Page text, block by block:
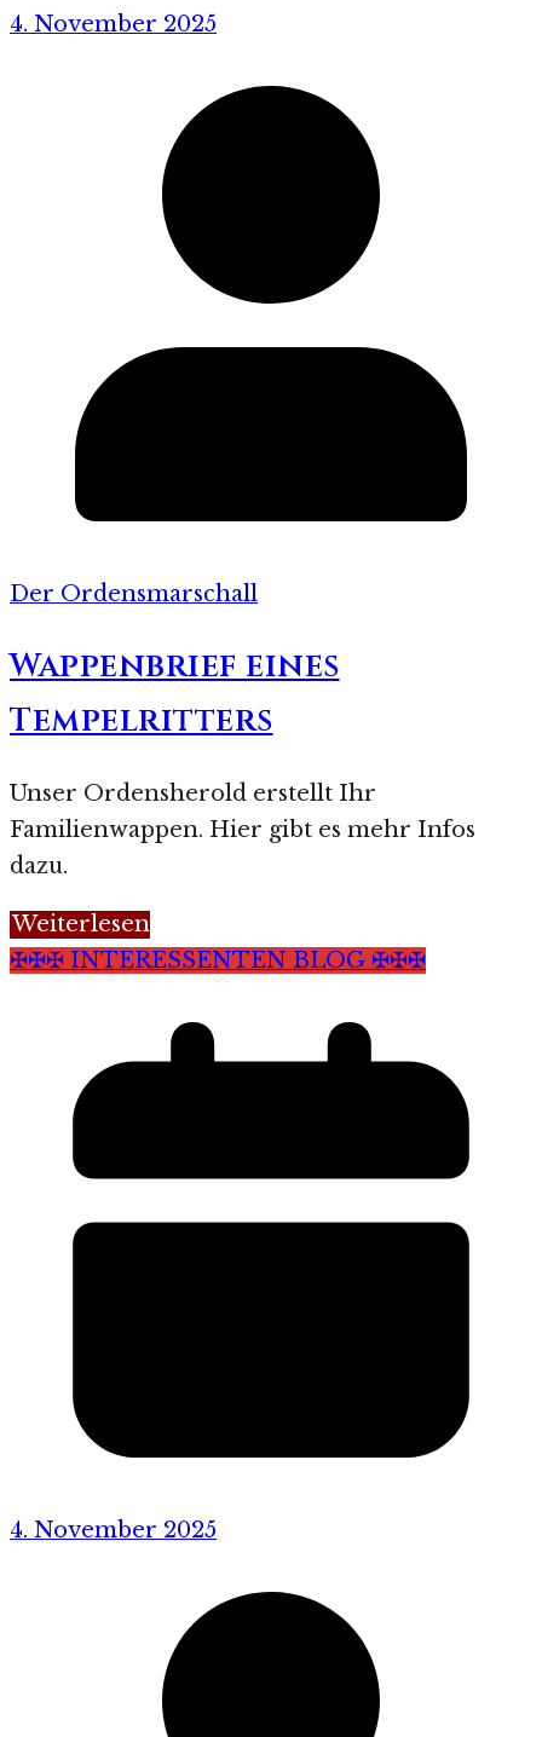
4. November 2025
Der Ordensmarschall
Wappenbrief eines
Tempelritters
Unser Ordensherold erstellt Ihr
Familienwappen. Hier gibt es mehr Infos
dazu.
Weiterlesen
✠✠✠ INTERESSENTEN BLOG ✠✠✠
4. November 2025